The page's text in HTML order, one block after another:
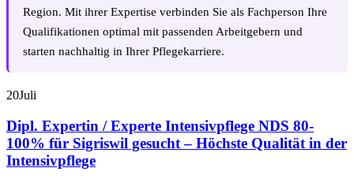
Region. Mit ihrer Expertise verbinden Sie als Fachperson Ihre
Qualifikationen optimal mit passenden Arbeitgebern und
starten nachhaltig in Ihrer Pflegekarriere.
20Juli
Dipl. Expertin / Experte Intensivpflege NDS 80-
100% für Sigriswil gesucht – Höchste Qualität in der
Intensivpflege